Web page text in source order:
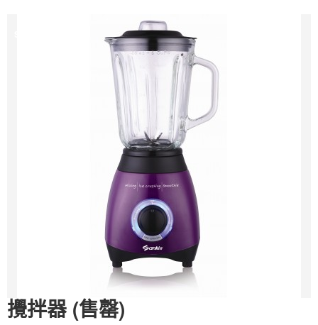
攪拌器 (售罄)